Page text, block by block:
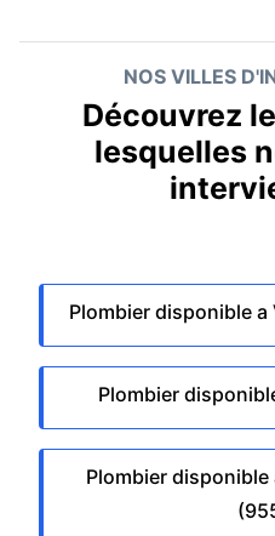
NOS VILLES
Découvrez
lesquelles
Plombier disponible
Plombier
Plombier